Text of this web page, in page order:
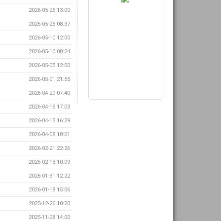
2026-05-26 13:00
2026-05-25 08:37
2026-05-10 12:00
2026-05-10 08:24
2026-05-05 12:00
2026-05-01 21:55
2026-04-29 07:40
2026-04-16 17:03
2026-04-15 16:29
2026-04-08 18:01
2026-02-21 22:26
2026-02-13 10:09
2026-01-31 12:22
2026-01-18 15:06
2025-12-26 10:20
2025-11-28 14:00